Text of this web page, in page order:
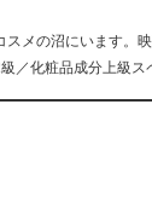
メの沼にいます。
／化粧品成分上級ス